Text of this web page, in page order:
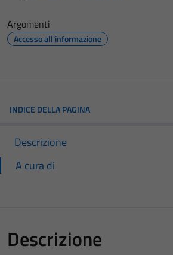
Argomenti
Accesso all'informazione
INDICE DELLA PAGINA
Descrizione
A cura di
Descrizione